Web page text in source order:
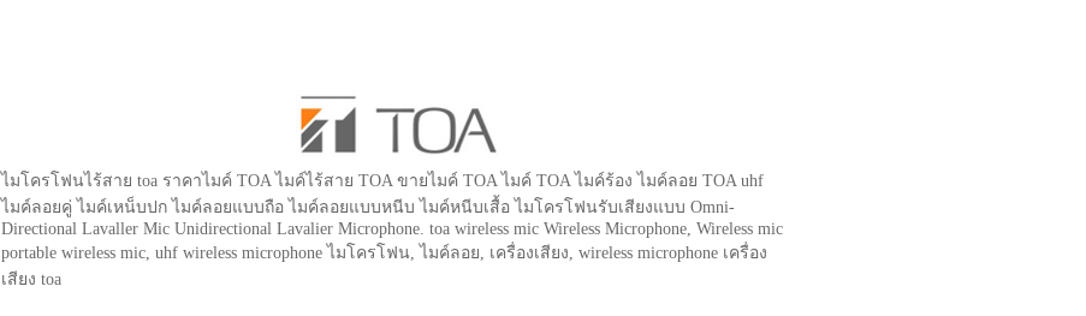
ไมโครโฟนไร้สาย toa ราคาไมค์ TOA ไมค์ไร้สาย TOA ขายไมค์ TOA ไมค์ TOA ไมค์ร้อง ไมค์ลอย TOA uhf
ไมค์ลอยคู่ ไมค์เหน็บปก ไมค์ลอยแบบถือ ไมค์ลอยแบบหนีบ ไมค์หนีบเสื้อ ไมโครโฟนรับเสียงแบบ Omni-
Directional Lavaller Mic Unidirectional Lavalier Microphone. toa wireless mic Wireless Microphone, Wireless mic
portable wireless mic, uhf wireless microphone ไมโครโฟน, ไมค์ลอย, เครื่องเสียง, wireless microphone เครื่อง
เสียง toa